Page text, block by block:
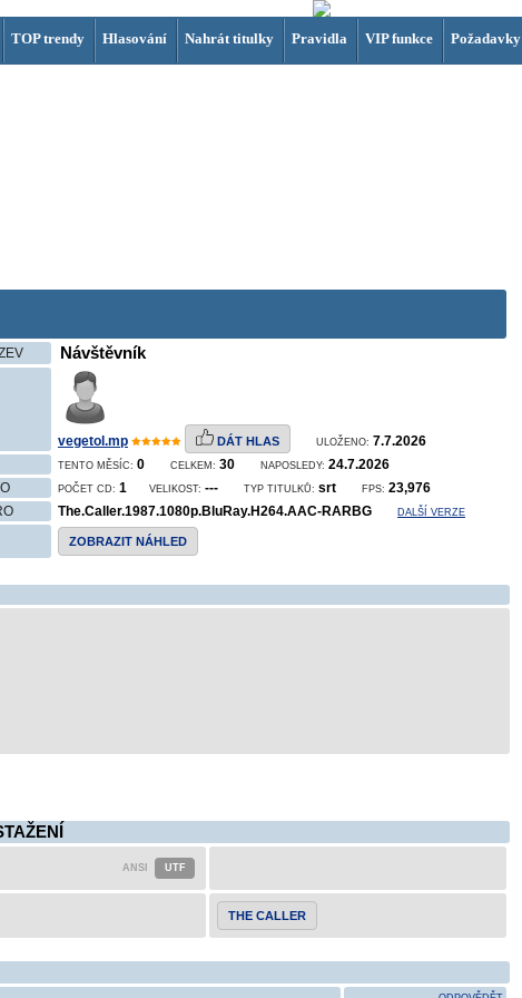
TOP trendy Hlasování Nahrát titulky Pravidla VIP funkce Požadavky
Návštěvník
vegetol.mp DÁT HLAS ULOŽENO: 7.7.2026
TENTO MĚSÍC: 0 CELKEM: 30 NAPOSLEDY: 24.7.2026
POČET CD: 1 VELIKOST: --- TYP TITULKŮ: srt FPS: 23,976
The.Caller.1987.1080p.BluRay.H264.AAC-RARBG DALŠÍ VERZE
ZOBRAZIT NÁHLED
THE CALLER